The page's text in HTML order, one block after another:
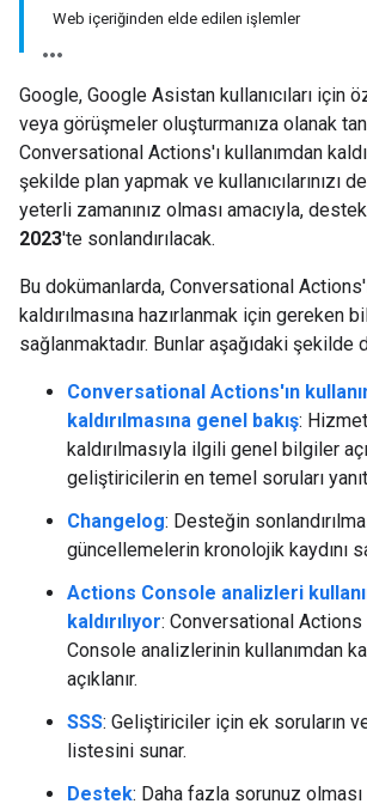
Web içeriğinden elde edilen işlemler
Google, Google Asistan kullanıcıları için
veya görüşmeler oluşturmanıza olanak
Conversational Actions'ı kullanımdan
şekilde plan yapmak ve kullanıcılarınızı
yeterli zamanınız olması amacıyla, destek
2023'te sonlandırılacak.
Bu dokümanlarda, Conversational
kaldırılmasına hazırlanmak için gereken
sağlanmaktadır. Bunlar aşağıdaki şekilde
Conversational Actions'ın
kaldırılmasına genel bakış:
kaldırılmasıyla ilgili genel bilgiler
geliştiricilerin en temel soruları
Changelog: Desteğin
güncellemelerin kronolojik kaydını
Actions Console analizleri
kaldırılıyor: Conversational
Console analizlerinin kullanımdan
açıklanır.
SSS: Geliştiriciler için ek soruların
listesini sunar.
Destek: Daha fazla sorunuz